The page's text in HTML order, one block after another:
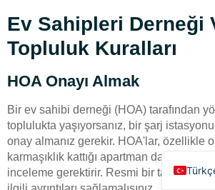
Ev Sahipleri Derneği
Topluluk Kuralları
HOA Onayı Almak
Bir ev sahibi derneği (HOA) tarafından
toplulukta yaşıyorsanız, bir şarj
onay almanız gerekir. HOA'lar, özellikle
karmaşıklık kattığı apartman
inceleme gerektirir. Resmi bir talep
العربية